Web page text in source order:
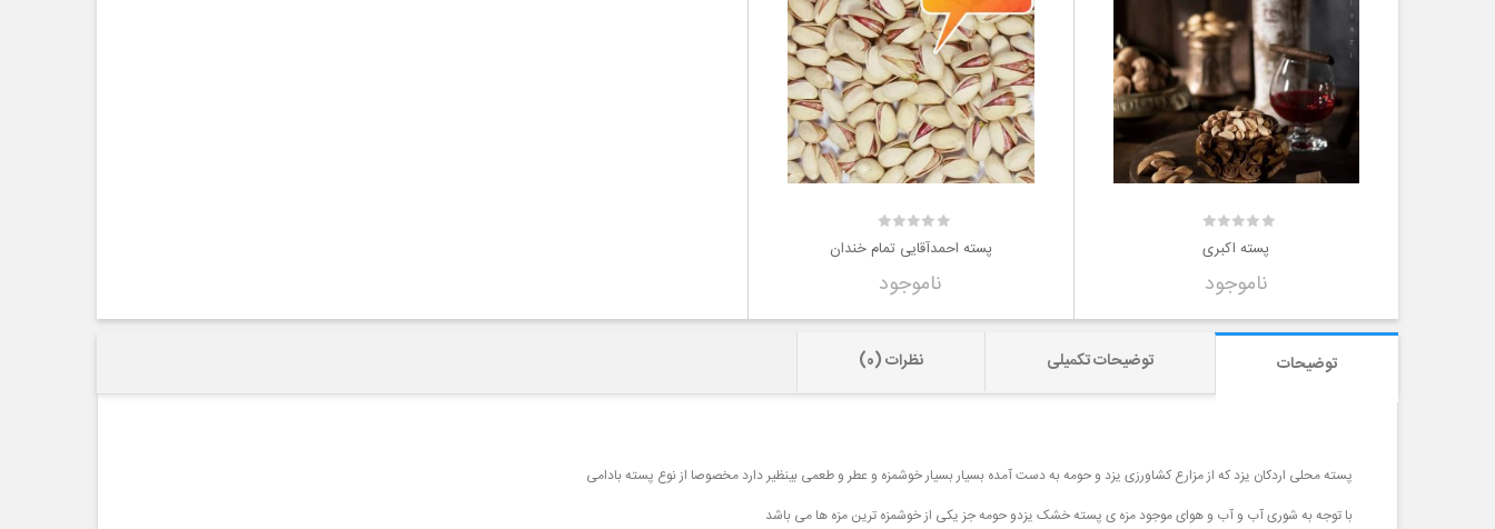
پسته اکبری
ناموجود
پسته احمدآقایی تمام خندان
ناموجود
توضیحات توضیحات تکمیلی نظرات (0)
پسته محلی اردکان یزد که از مزارع کشاورزی یزد و حومه به دست آمده بسیار بسیار خوشمزه و عطر و طعمی بینظیر دارد مخصوصا از نوع پسته بادامی
با توجه به شوری آب و آب و هوای موجود مزه ی پسته خشک یزدو حومه جز یکی از خوشمزه ترین مزه ها می باشد